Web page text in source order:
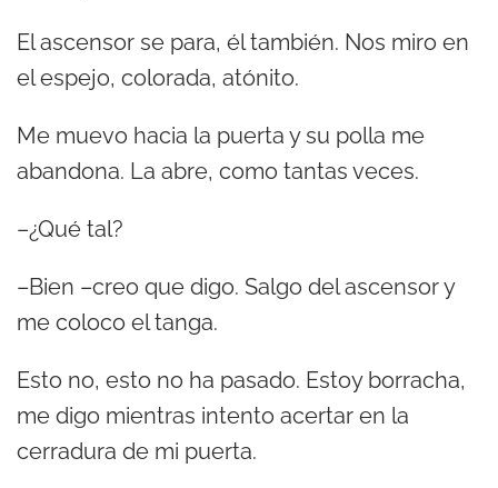
El ascensor se para, él también. Nos miro en
el espejo, colorada, atónito.
Me muevo hacia la puerta y su polla me
abandona. La abre, como tantas veces.
–¿Qué tal?
–Bien –creo que digo. Salgo del ascensor y
me coloco el tanga.
Esto no, esto no ha pasado. Estoy borracha,
me digo mientras intento acertar en la
cerradura de mi puerta.